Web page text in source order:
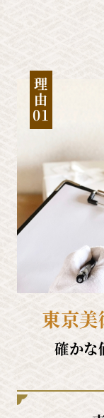
理
由
01
東京
確かな